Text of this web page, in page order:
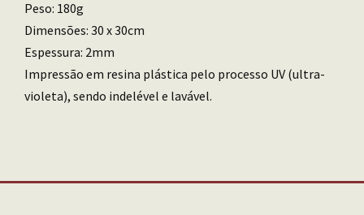
Peso: 180g
Dimensões: 30 x 30cm
Espessura: 2mm
Impressão em resina plástica pelo processo UV (ultra-
violeta), sendo indelével e lavável.